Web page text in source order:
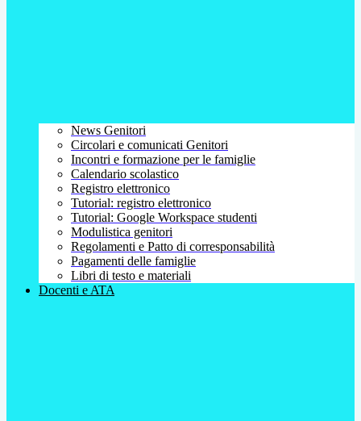
News Genitori
Circolari e comunicati Genitori
Incontri e formazione per le famiglie
Calendario scolastico
Registro elettronico
Tutorial: registro elettronico
Tutorial: Google Workspace studenti
Modulistica genitori
Regolamenti e Patto di corresponsabilità
Pagamenti delle famiglie
Libri di testo e materiali
Docenti e ATA